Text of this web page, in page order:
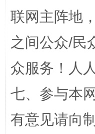
联网主阵地
之间公众/民
众服务！人
七、参与本
有意见请向